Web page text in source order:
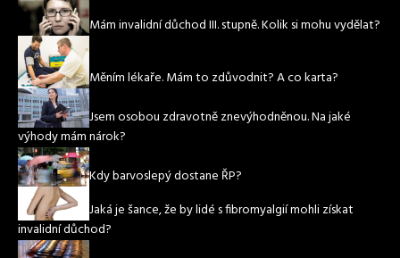
Mám invalidní důchod III. stupně. Kolik si mohu vydělat?
Měním lékaře. Mám to zdůvodnit? A co karta?
Jsem osobou zdravotně znevýhodněnou. Na jaké
výhody mám nárok?
Kdy barvoslepý dostane ŘP?
Jaká je šance, že by lidé s fibromyalgií mohli získat
invalidní důchod?